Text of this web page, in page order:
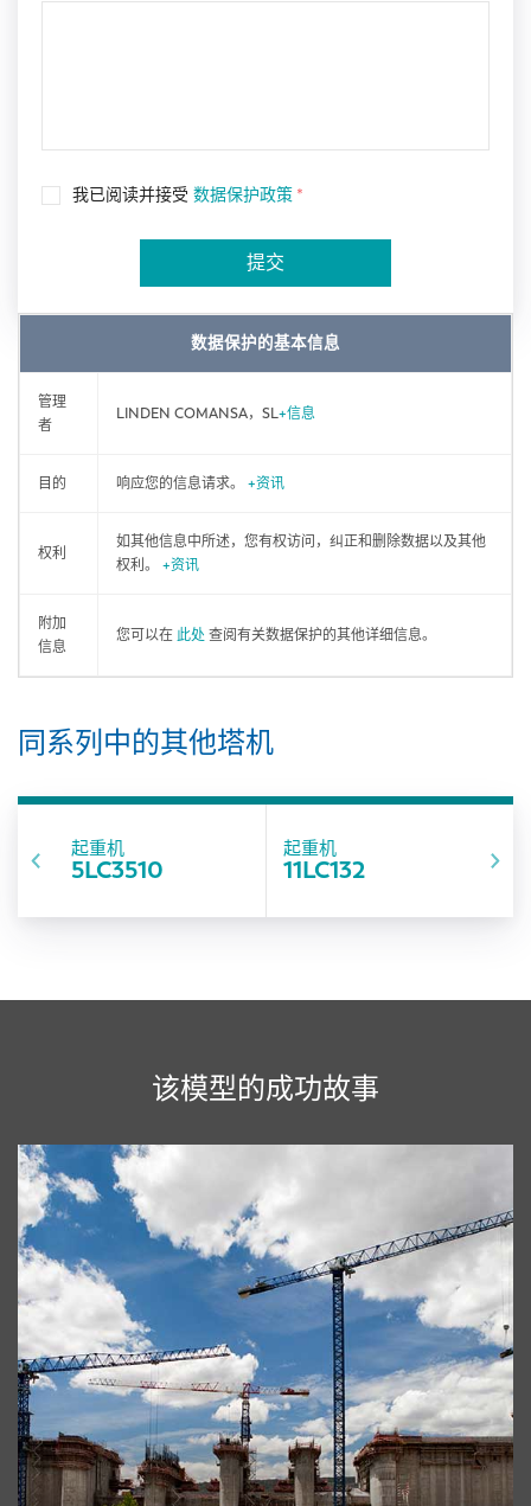
我已阅读并接受 数据保护政策 *
提交
数据保护的基本信息
管理
者
LINDEN COMANSA，SL+信息
目的 响应您的信息请求。 +资讯
权利
如其他信息中所述，您有权访问，纠正和删除数据以及其他
权利。 +资讯
附加
信息
您可以在 此处 查阅有关数据保护的其他详细信息。
同系列中的其他塔机
起重机
5LC3510
起重机
11LC132
该模型的成功故事